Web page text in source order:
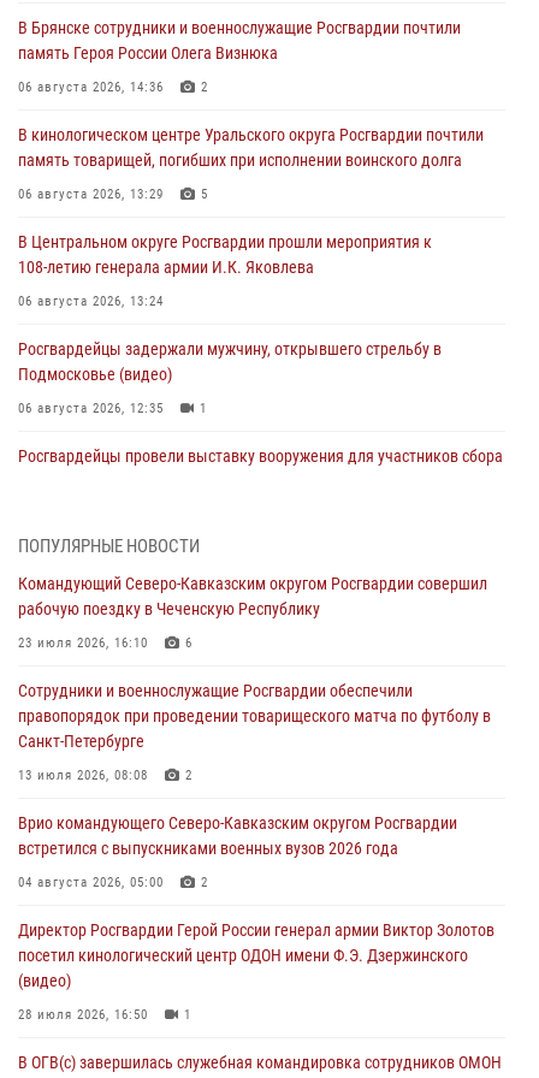
В Брянске сотрудники и военнослужащие Росгвардии почтили
память Героя России Олега Визнюка
06 августа 2026, 14:36 2
В кинологическом центре Уральского округа Росгвардии почтили
память товарищей, погибших при исполнении воинского долга
06 августа 2026, 13:29 5
В Центральном округе Росгвардии прошли мероприятия к
108‑летию генерала армии И.К. Яковлева
06 августа 2026, 13:24
Росгвардейцы задержали мужчину, открывшего стрельбу в
Подмосковье (видео)
06 августа 2026, 12:35 1
Росгвардейцы провели выставку вооружения для участников сбора
второй годовщине вторжения ВСУ на территорию области
06 августа 2026, 11:56
угрожавшего подростку травматическим пистолетом
06 августа 2026, 11:33 1
В Зауралье при содействии СОБР Росгвардии ликвидирована
06 августа 2026, 11:27
В Москве росгвардейцы задержали троих мужчин, устроивших
06 августа 2026, 11:20 1
ПОПУЛЯРНЫЕ НОВОСТИ
Командующий Северо-Кавказским округом Росгвардии совершил
рабочую поездку в Чеченскую Республику
23 июля 2026, 16:10 6
Сотрудники и военнослужащие Росгвардии обеспечили
правопорядок при проведении товарищеского матча по футболу в
Санкт-Петербурге
13 июля 2026, 08:08 2
Врио командующего Северо-Кавказским округом Росгвардии
встретился с выпускниками военных вузов 2026 года
04 августа 2026, 05:00 2
Директор Росгвардии Герой России генерал армии Виктор Золотов
посетил кинологический центр ОДОН имени Ф.Э. Дзержинского
(видео)
28 июля 2026, 16:50 1
В ОГВ(с) завершилась служебная командировка сотрудников ОМОН